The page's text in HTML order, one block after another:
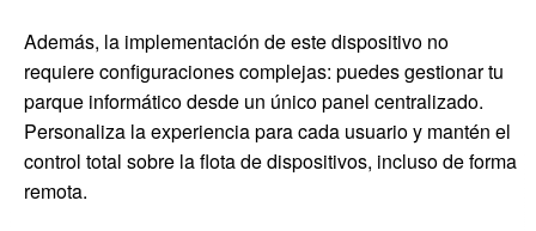
Además, la implementación de este dispositivo no
requiere configuraciones complejas: puedes gestionar tu
parque informático desde un único panel centralizado.
Personaliza la experiencia para cada usuario y mantén el
control total sobre la flota de dispositivos, incluso de forma
remota.